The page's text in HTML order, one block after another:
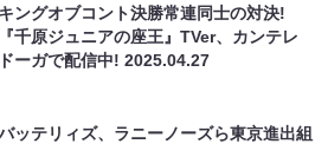
キングオブコント決勝常連同士の対決!
『千原ジュニアの座王』TVer、カンテレ
ドーガで配信中!2025.04.27
ッテリィズ、ラニーノーズら東京進出組